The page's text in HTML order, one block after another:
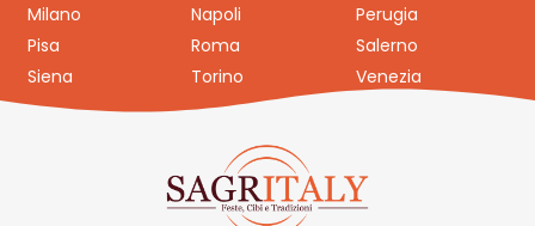
Milano
Napoli
Perugia
Pisa
Roma
Salerno
Siena
Torino Venezia